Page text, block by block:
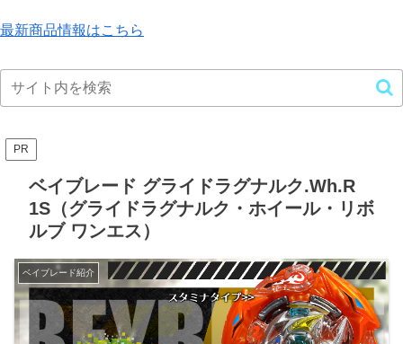
最新商品情報はこちら
PR
ベイブレード グライドラグナルク.Wh.R
1S（グライドラグナルク・ホイール・リボ
ルブ ワンエス）
ベイブレード紹介